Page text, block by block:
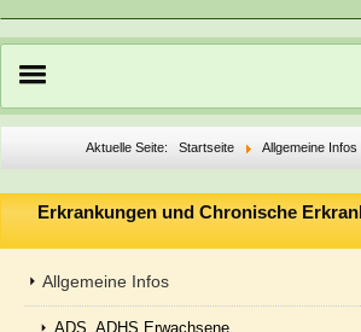
Willkommen
Über Selbsthilfe
Aktuelle Seite: Startseite Allgemeine Infos
Erkrankungen und Chronische
Allgemeine Infos
ADS, ADHS Erwachsene